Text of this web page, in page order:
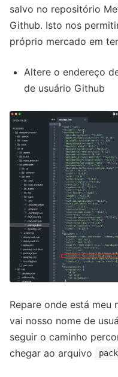
salvo no repositório
Github. Isto nos
próprio mercado em
Altere o endereço
de usuário Github
Repare onde está meu
vai nosso nome de
seguir o caminho
chegar ao arquivo